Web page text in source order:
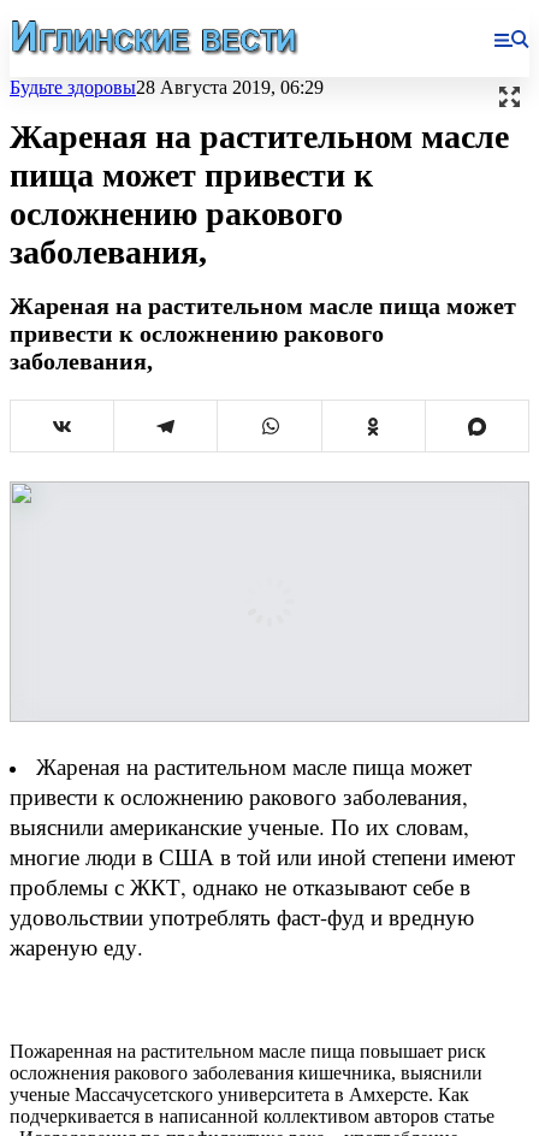
Будьте здоровы28 Августа 2019, 06:29
Жареная на растительном масле
пища может привести к
осложнению ракового
заболевания,
Жареная на растительном масле пища может
привести к осложнению ракового
заболевания,
Жареная на растительном масле пища может
привести к осложнению ракового заболевания,
выяснили американские ученые. По их словам,
многие люди в США в той или иной степени имеют
проблемы с ЖКТ, однако не отказывают себе в
удовольствии употреблять фаст-фуд и вредную
жареную еду.
Пожаренная на растительном масле пища повышает риск
осложнения ракового заболевания кишечника, выяснили
ученые Массачусетского университета в Амхерсте. Как
подчеркивается в написанной коллективом авторов статье